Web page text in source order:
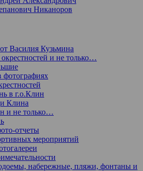
Никаноров
Василия Кузьмина
и не только…
фотографиях
в г.о.Клин
Клина
и не только…
отчеты
мероприятий
набережные, пляжи, фонтаны и